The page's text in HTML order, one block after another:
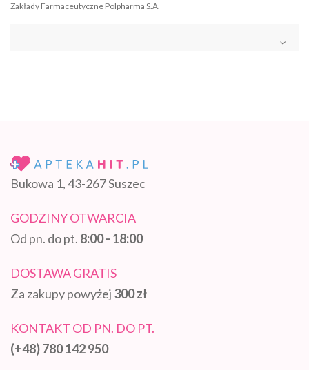
Zakłady Farmaceutyczne Polpharma S.A.
Bukowa 1, 43-267 Suszec
GODZINY OTWARCIA
Od pn. do pt. 8:00 - 18:00
DOSTAWA GRATIS
Za zakupy powyżej 300 zł
KONTAKT OD PN. DO PT.
(+48) 780 142 950